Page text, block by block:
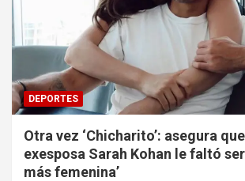
DEPORTES
Otra vez ‘Chicharito’: asegura
exesposa Sarah Kohan le faltó
más femenina’